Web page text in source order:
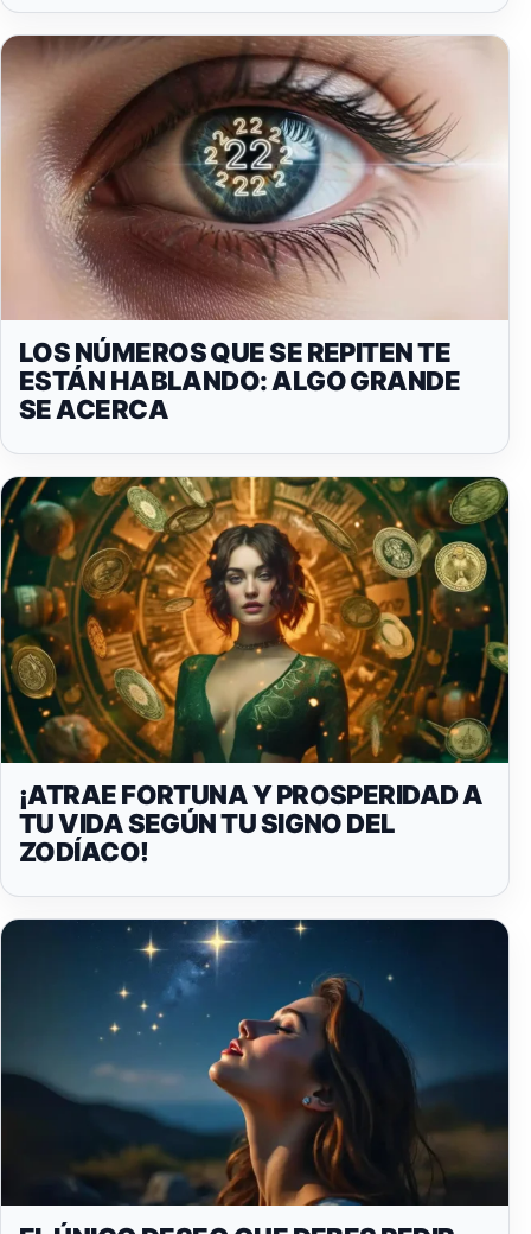
LOS NÚMEROS QUE SE REPITEN TE
ESTÁN HABLANDO: ALGO GRANDE
SE ACERCA
¡ATRAE FORTUNA Y PROSPERIDAD A
TU VIDA SEGÚN TU SIGNO DEL
ZODÍACO!